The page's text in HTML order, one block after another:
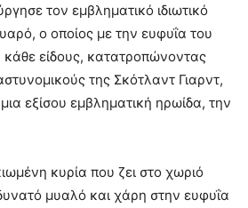
τον εμβληματικό ιδιωτικό
ο οποίος με την ευφυΐα του
κάθε είδους, κατατροπώνοντας
της Σκότλαντ Γιαρντ,
εξίσου εμβληματική ηρωίδα, την
κυρία που ζει στο χωριό
μυαλό και χάρη στην ευφυΐα